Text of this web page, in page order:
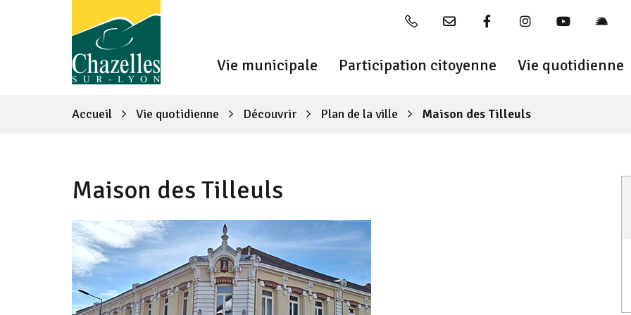
04 77 54 20 20Nous contacter
Lien vers le compte
Lien vers leLien vers la
Lien
Vie municipale Participation citoyenne Vie quotidienne
Accueil Vie quotidienne Découvrir Plan de la ville Maison des Tilleuls
Maison des Tilleuls